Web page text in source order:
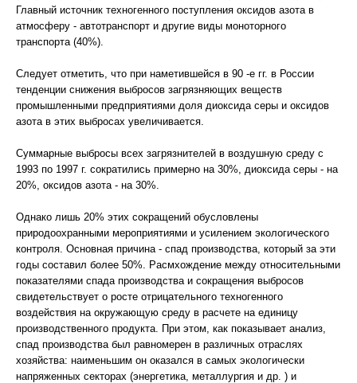
Главный источник техногенного поступления оксидов азота в
атмосферу - автотранспорт и другие виды моноторного
транспорта (40%).
Следует отметить, что при наметившейся в 90 -е гг. в России
тенденции снижения выбросов загрязняющих веществ
промышленными предприятиями доля диоксида серы и оксидов
азота в этих выбросах увеличивается.
Суммарные выбросы всех загрязнителей в воздушную среду с
1993 по 1997 г. сократились примерно на 30%, диоксида серы - на
20%, оксидов азота - на 30%.
Однако лишь 20% этих сокращений обусловлены
природоохранными мероприятиями и усилением экологического
контроля. Основная причина - спад производства, который за эти
годы составил более 50%. Расмхождение между относительными
показателями спада производства и сокращения выбросов
свидетельствует о росте отрицательного техногенного
воздействия на окружающую среду в расчете на единицу
производственного продукта. При этом, как показывает анализ,
спад производства был равномерен в различных отраслях
хозяйства: наименьшим он оказался в самых экологически
напряженных секторах (энергетика, металлургия и др. ) и